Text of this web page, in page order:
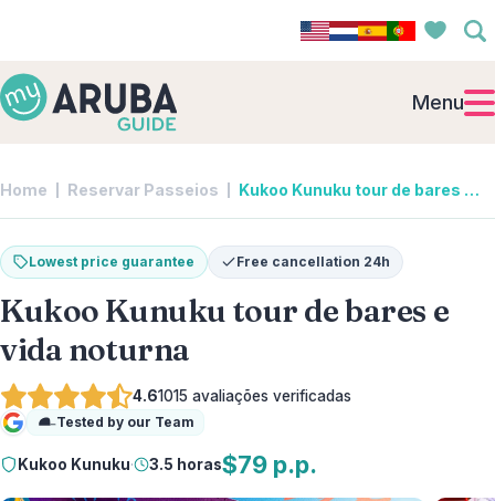
Menu
Home Reservar Passeios Kukoo Kunuku tour de bares e vida noturna | Kukoo Kunuku
Lowest price guarantee Free cancellation 24h
Kukoo Kunuku tour de bares e
vida noturna
4.61015 avaliações verificadas
Google
Tested by our Team
Kukoo Kunuku· 3.5 horas$79 p.p.